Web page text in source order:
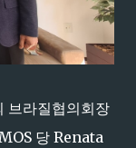
브라질협의회장
당 Renata